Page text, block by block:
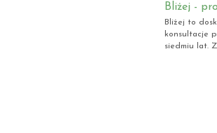
Bliżej -
Bliżej to
konsultacje
siedmiu lat.